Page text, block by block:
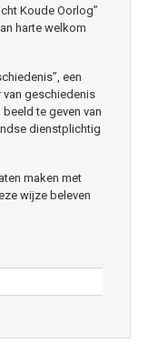
Koude Oorlog”
harte welkom
een
geschiedenis
te geven van
dienstplichtig
maken met
wijze beleven